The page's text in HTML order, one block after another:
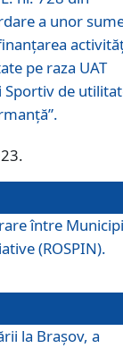
a unor
pe raza UAT
de
între
(ROSPIN).
la Braşov, a